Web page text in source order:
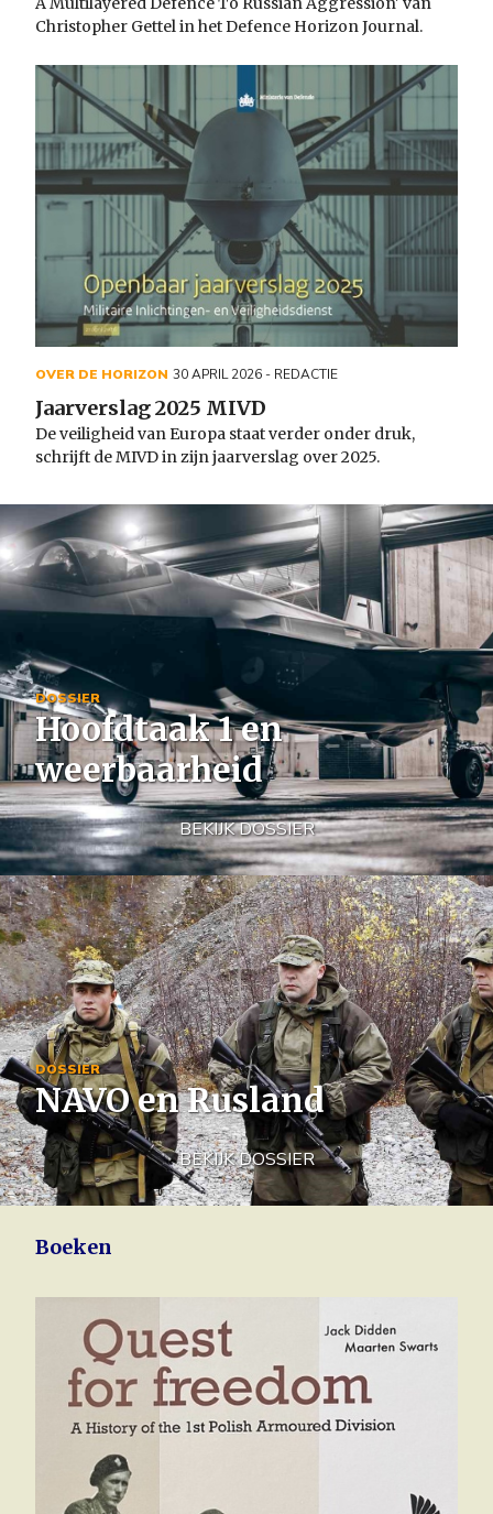
Christopher Gettel in het Defence Horizon Journal.
OVER DE HORIZON 30 APRIL 2026- REDACTIE
Jaarverslag 2025 MIVD
De veiligheid van Europa staat verder onder druk,
schrijft de MIVD in zijn jaarverslag over 2025.
Image
DOSSIER
Hoofdtaak 1 en
weerbaarheid
BEKIJK DOSSIER
Image
DOSSIER
NAVO en Rusland
BEKIJK DOSSIER
Boeken